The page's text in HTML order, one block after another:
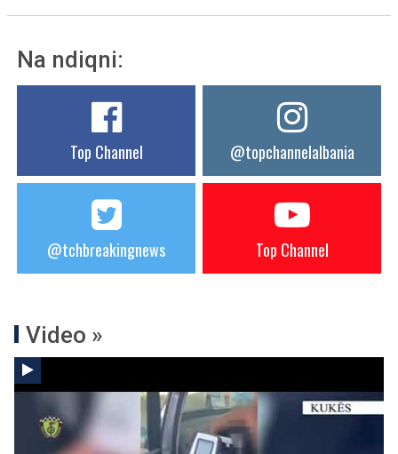
Na ndiqni:
Top Channel @topchannelalbania
@tchbreakingnews Top Channel
Video »